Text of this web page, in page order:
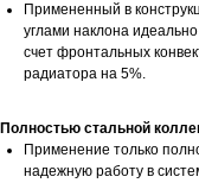
Примененный в
углами наклона
счет фронтальных
радиатора на 5%.
Полностью стальной
Применение только
надежную работу в